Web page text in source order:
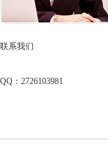
联系我们
QQ：2726103981